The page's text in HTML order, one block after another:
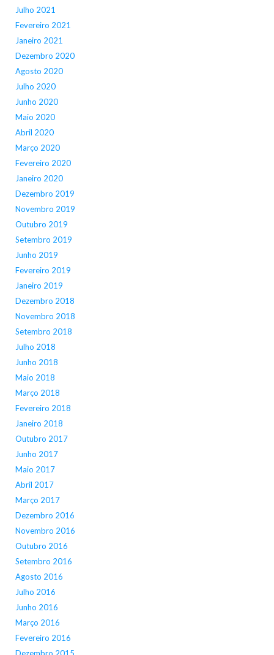
Julho 2021
Fevereiro 2021
Janeiro 2021
Dezembro 2020
Agosto 2020
Julho 2020
Junho 2020
Maio 2020
Abril 2020
Março 2020
Fevereiro 2020
Janeiro 2020
Dezembro 2019
Novembro 2019
Outubro 2019
Setembro 2019
Junho 2019
Fevereiro 2019
Janeiro 2019
Dezembro 2018
Novembro 2018
Setembro 2018
Julho 2018
Junho 2018
Maio 2018
Março 2018
Fevereiro 2018
Janeiro 2018
Outubro 2017
Junho 2017
Maio 2017
Abril 2017
Março 2017
Dezembro 2016
Novembro 2016
Outubro 2016
Setembro 2016
Agosto 2016
Julho 2016
Junho 2016
Março 2016
Fevereiro 2016
Dezembro 2015